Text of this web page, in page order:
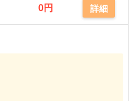
0円 詳細